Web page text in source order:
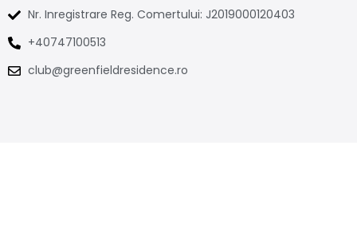
Nr. Inregistrare Reg. Comertului: J2019000120403
+40747100513
club@greenfieldresidence.ro